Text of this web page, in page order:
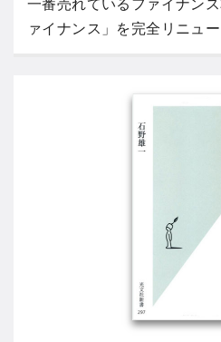
ァイナンス」を完全リニュ